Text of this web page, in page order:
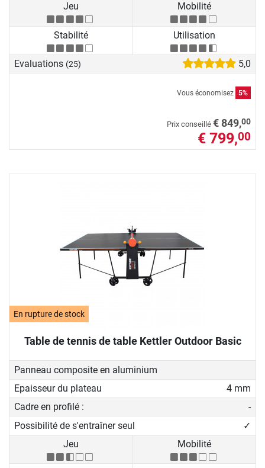
Jeu
Mobilité
Stabilité Utilisation
Evaluations (25) 5,0
Vous économisez 5%
Prix conseillé € 849,00
€ 799,00
En rupture de stock
Table de tennis de table Kettler Outdoor Basic
Panneau composite en aluminium
Epaisseur du plateau
4 mm
Cadre en profilé :
-
Possibilité de s'entraîner seul
✓
Jeu
Mobilité